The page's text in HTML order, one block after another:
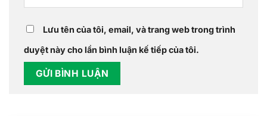
Lưu tên của tôi, email, và trang web trong trình
duyệt này cho lần bình luận kế tiếp của tôi.